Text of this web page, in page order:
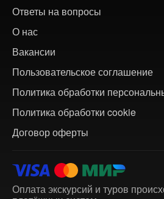
Ответы на вопросы
О нас
Вакансии
Пользовательское соглашение
Политика обработки
Политика обработки cookie
Договор оферты
Оплата экскурсий и туров